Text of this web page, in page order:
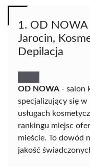
1. OD NOWA
Jarocin,
Depilacja
OD NOWA - salon
specjalizujący się w
usługach
rankingu miejsc
mieście. To dowód
jakość